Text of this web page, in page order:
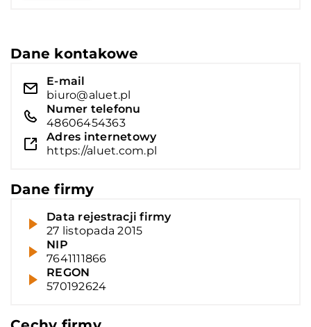
Dane kontakowe
E-mail
biuro@aluet.pl
Numer telefonu
48606454363
Adres internetowy
https://aluet.com.pl
Dane firmy
Data rejestracji firmy
27 listopada 2015
NIP
7641111866
REGON
570192624